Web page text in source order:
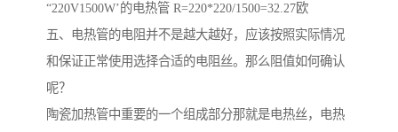
“220V1500W’的电热管 R=220*220/1500=32.27欧
五、电热管的电阻并不是越大越好，应该按照实际情况
和保证正常使用选择合适的电阻丝。那么阻值如何确认
呢？
陶瓷加热管中重要的一个组成部分那就是电热丝，电热